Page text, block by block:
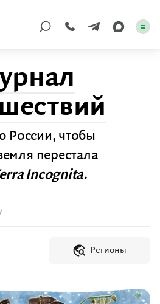
России, чтобы
перестала
Incognita.
Регионы